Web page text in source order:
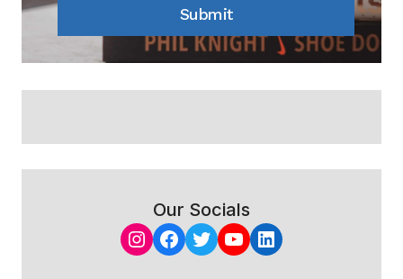
Submit
Our Socials
Instagram
Facebook
Twitter
YouTube
LinkedIn